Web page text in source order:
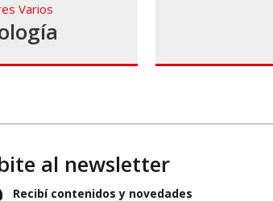
Varios
al newsletter
Recibí contenidos y novedades